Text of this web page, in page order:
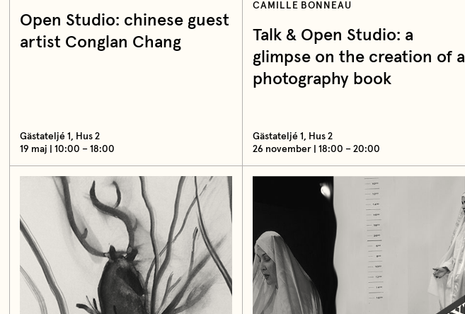
Open Studio: chinese guest
artist Conglan Chang
Gästateljé 1, Hus 2
19 maj | 10:00 – 18:00
CAMILLE BONNEAU
Talk & Open Studio: a
glimpse on the creation of a
photography book
Gästateljé 1, Hus 2
26 november | 18:00 – 20:00